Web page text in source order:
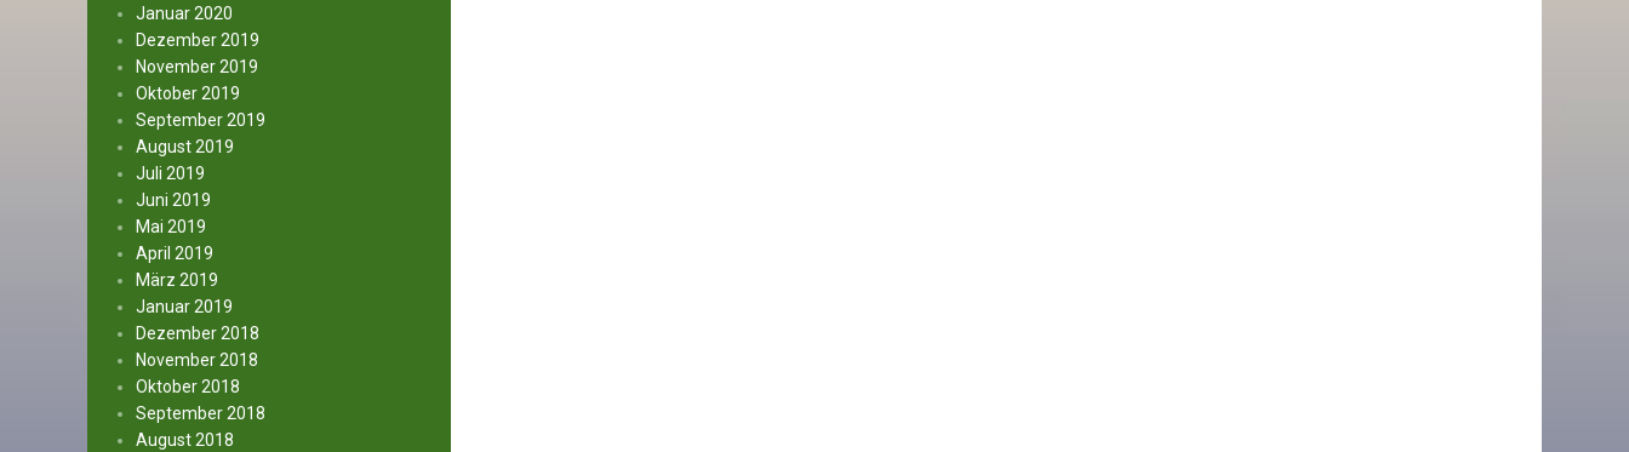
Januar 2020
Dezember 2019
November 2019
Oktober 2019
September 2019
August 2019
Juli 2019
Juni 2019
Mai 2019
April 2019
März 2019
Januar 2019
Dezember 2018
November 2018
Oktober 2018
September 2018
August 2018